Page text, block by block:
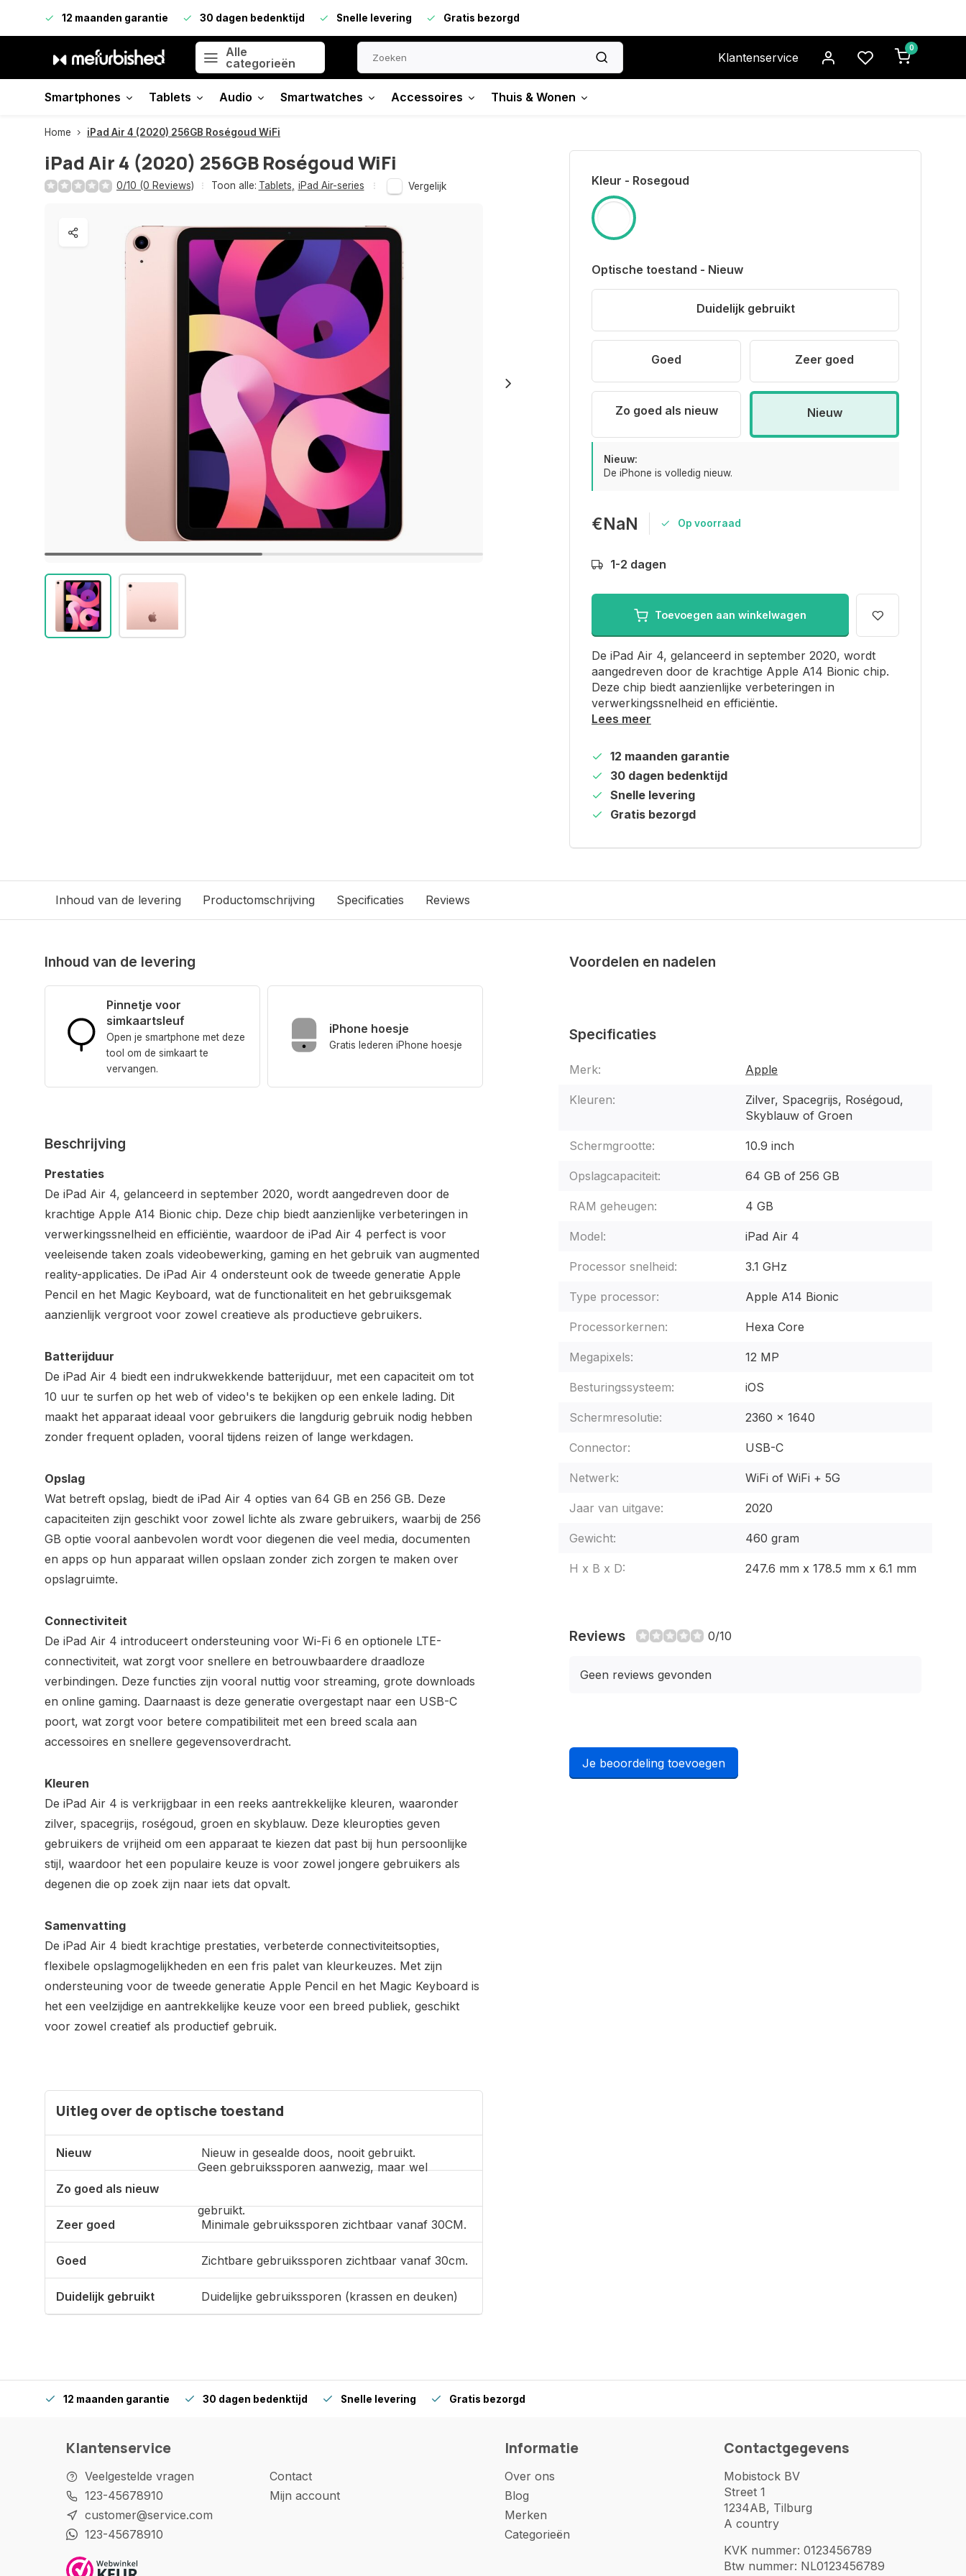
12 maanden garantie 30 dagen bedenktijd Snelle levering Gratis bezorgd
Alle
categorieën
Klantenservice
0
Smartphones Tablets Audio Smartwatches Accessoires Thuis & Wonen
Home iPad Air 4 (2020) 256GB Roségoud WiFi
iPad Air 4 (2020) 256GB Roségoud WiFi
0/10 (0 Reviews) Toon alle: Tablets iPad Air-series Vergelijk Kleur - Rosegoud
Optische toestand - Nieuw
Duidelijk gebruikt
Goed Zeer goed
Zo goed als nieuw Nieuw
Nieuw:
De iPhone is volledig nieuw.
€NaN Op voorraad
1-2 dagen
Toevoegen aan winkelwagen
De iPad Air 4, gelanceerd in september 2020, wordt
aangedreven door de krachtige Apple A14 Bionic chip.
Deze chip biedt aanzienlijke verbeteringen in
verwerkingssnelheid en efficiëntie.
Lees meer
12 maanden garantie
30 dagen bedenktijd
Snelle levering
Gratis bezorgd
Inhoud van de levering Productomschrijving Specificaties Reviews
Inhoud van de levering
Pinnetje voor
simkaartsleuf
Open je smartphone met deze
tool om de simkaart te
vervangen.
iPhone hoesje
Gratis lederen iPhone hoesje
Beschrijving
Prestaties
De iPad Air 4, gelanceerd in september 2020, wordt aangedreven door de
krachtige Apple A14 Bionic chip. Deze chip biedt aanzienlijke verbeteringen in
verwerkingssnelheid en efficiëntie, waardoor de iPad Air 4 perfect is voor
veeleisende taken zoals videobewerking, gaming en het gebruik van augmented
reality-applicaties. De iPad Air 4 ondersteunt ook de tweede generatie Apple
Pencil en het Magic Keyboard, wat de functionaliteit en het gebruiksgemak
aanzienlijk vergroot voor zowel creatieve als productieve gebruikers.
Batterijduur
De iPad Air 4 biedt een indrukwekkende batterijduur, met een capaciteit om tot
10 uur te surfen op het web of video's te bekijken op een enkele lading. Dit
maakt het apparaat ideaal voor gebruikers die langdurig gebruik nodig hebben
zonder frequent opladen, vooral tijdens reizen of lange werkdagen.
Opslag
Wat betreft opslag, biedt de iPad Air 4 opties van 64 GB en 256 GB. Deze
capaciteiten zijn geschikt voor zowel lichte als zware gebruikers, waarbij de 256
GB optie vooral aanbevolen wordt voor diegenen die veel media, documenten
en apps op hun apparaat willen opslaan zonder zich zorgen te maken over
opslagruimte.
Connectiviteit
De iPad Air 4 introduceert ondersteuning voor Wi-Fi 6 en optionele LTE-
connectiviteit, wat zorgt voor snellere en betrouwbaardere draadloze
verbindingen. Deze functies zijn vooral nuttig voor streaming, grote downloads
en online gaming. Daarnaast is deze generatie overgestapt naar een USB-C
poort, wat zorgt voor betere compatibiliteit met een breed scala aan
accessoires en snellere gegevensoverdracht.
Kleuren
De iPad Air 4 is verkrijgbaar in een reeks aantrekkelijke kleuren, waaronder
zilver, spacegrijs, roségoud, groen en skyblauw. Deze kleuropties geven
gebruikers de vrijheid om een apparaat te kiezen dat past bij hun persoonlijke
stijl, waardoor het een populaire keuze is voor zowel jongere gebruikers als
degenen die op zoek zijn naar iets dat opvalt.
Samenvatting
De iPad Air 4 biedt krachtige prestaties, verbeterde connectiviteitsopties,
flexibele opslagmogelijkheden en een fris palet van kleurkeuzes. Met zijn
ondersteuning voor de tweede generatie Apple Pencil en het Magic Keyboard is
het een veelzijdige en aantrekkelijke keuze voor een breed publiek, geschikt
voor zowel creatief als productief gebruik.
Uitleg over de optische toestand
Nieuw Nieuw in gesealde doos, nooit gebruikt.
Zo goed als nieuw
Geen gebruikssporen aanwezig, maar wel
gebruikt.
Zeer goed
Minimale gebruikssporen zichtbaar vanaf 30CM.
Goed Zichtbare gebruikssporen zichtbaar vanaf 30cm.
Duidelijk gebruikt Duidelijke gebruikssporen (krassen en deuken)
Voordelen en nadelen
Specificaties
Merk: Apple
Kleuren:
Zilver, Spacegrijs, Roségoud,
Skyblauw of Groen
Schermgrootte: 10.9 inch
Opslagcapaciteit: 64 GB of 256 GB
RAM geheugen: 4 GB
Model: iPad Air 4
Processor snelheid: 3.1 GHz
Type processor: Apple A14 Bionic
Processorkernen: Hexa Core
Megapixels: 12 MP
Besturingssysteem: iOS
Schermresolutie: 2360 x 1640
Connector: USB-C
Netwerk: WiFi of WiFi + 5G
Jaar van uitgave: 2020
Gewicht: 460 gram
H x B x D: 247.6 mm x 178.5 mm x 6.1 mm
Reviews 0/10
Geen reviews gevonden
Je beoordeling toevoegen
12 maanden garantie 30 dagen bedenktijd Snelle levering Gratis bezorgd
Klantenservice
Veelgestelde vragen
123-45678910
customer@service.com
123-45678910
Contact
Mijn account
Informatie
Over ons
Blog
Merken
Categorieën
Contactgegevens
Mobistock BV
Street 1
1234AB, Tilburg
A country
KVK nummer: 0123456789
Btw nummer: NL0123456789